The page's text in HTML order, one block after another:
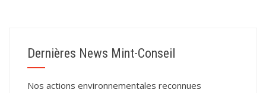
Dernières News Mint-Conseil
Nos actions environnementales reconnues